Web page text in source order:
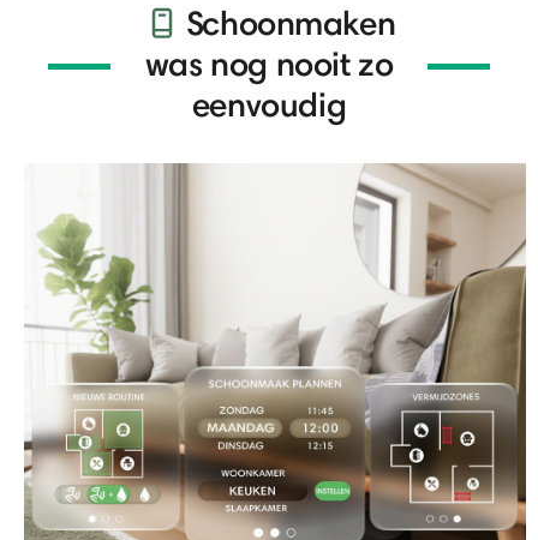
Schoonmaken
was nog nooit zo
eenvoudig